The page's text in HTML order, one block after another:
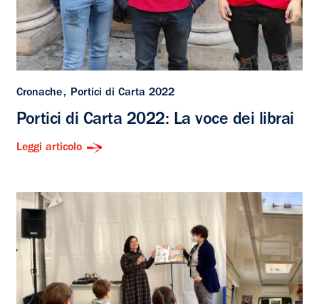
Cronache Portici di Carta 2022
Portici di Carta 2022: La voce dei librai
Leggi articolo